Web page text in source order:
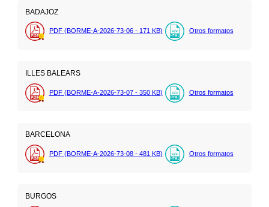
BADAJOZ
PDF (BORME-A-2026-73-06 - 171 KB) Otros formatos
ILLES BALEARS
PDF (BORME-A-2026-73-07 - 350 KB) Otros formatos
BARCELONA
PDF (BORME-A-2026-73-08 - 481 KB) Otros formatos
BURGOS